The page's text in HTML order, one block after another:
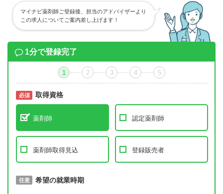
マイナビ薬剤師ご登録後、担当のアドバイザーより
この求人についてご案内差し上げます！
1分で登録完了
1 2 3 4 5
必須 取得資格
薬剤師 認定薬剤師
薬剤師取得見込 登録販売者
必須 取得予定年
任意 希望の就業時期